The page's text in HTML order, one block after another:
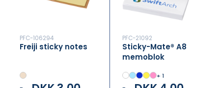
PFC-106294
Freiji sticky notes
PFC-21092
Sticky-Mate® A8
memoblok
+ 1